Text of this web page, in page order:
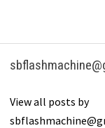
View all posts by